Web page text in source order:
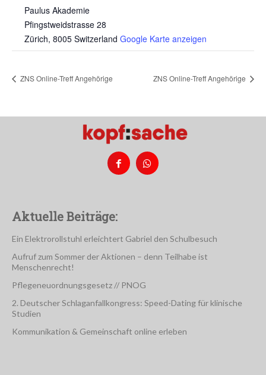
Paulus Akademie
Pfingstweidstrasse 28
Zürich, 8005 Switzerland Google Karte anzeigen
ZNS Online-Treff Angehörige ZNS Online-Treff Angehörige
Aktuelle Beiträge:
Ein Elektrorollstuhl erleichtert Gabriel den Schulbesuch
Aufruf zum Sommer der Aktionen – denn Teilhabe ist
Menschenrecht!
Pflegeneuordnungsgesetz // PNOG
2. Deutscher Schlaganfallkongress: Speed-Dating für klinische
Studien
Kommunikation & Gemeinschaft online erleben